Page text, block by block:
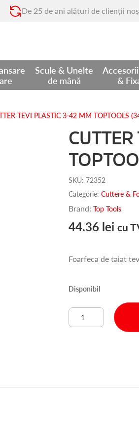
De 25 de ani alături de clienții
Scule & Unelte
de mână
&
TEVI PLASTIC 3-42 MM TOPTOOLS
SKU: 72352
Categorie: Cuttere &
Brand: Top Tools
44.36 lei cu
Foarfeca de taiat
Disponibil
Cantitate
CUTTER